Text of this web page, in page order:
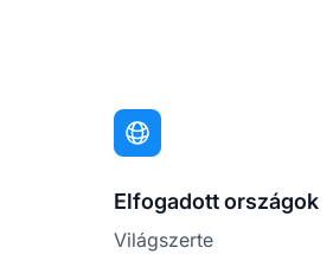
Elfogadott országok
Világszerte